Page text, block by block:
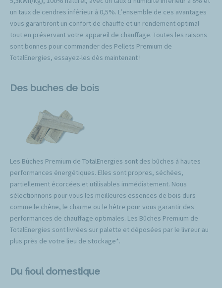
un taux de cendres inférieur à 0,5%. L’ensemble de ces avantages
vous garantiront un confort de chauffe et un rendement optimal
tout en préservant votre appareil de chauffage. Toutes les raisons
sont bonnes pour commander des Pellets Premium de
TotalEnergies, essayez-les dès maintenant !
Des buches de bois
Les Bûches Premium de TotalEnergies sont des bûches à hautes
performances énergétiques. Elles sont propres, séchées,
partiellement écorcées et utilisables immédiatement. Nous
sélectionnons pour vous les meilleures essences de bois durs
comme le chêne, le charme ou le hêtre pour vous garantir des
performances de chauffage optimales. Les Bûches Premium de
TotalEnergies sont livrées sur palette et déposées par le livreur au
plus près de votre lieu de stockage*.
Du fioul domestique